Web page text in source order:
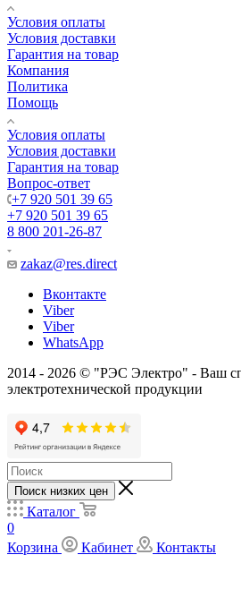
Условия оплаты
Условия доставки
Гарантия на товар
Компания
Политика
Помощь
Условия оплаты
Условия доставки
Гарантия на товар
Вопрос-ответ
+7 920 501 39 65
+7 920 501 39 65
8 800 201-26-87
zakaz@res.direct
Вконтакте
Viber
Viber
WhatsApp
2014 - 2026 © "РЭС Электро" - Ваш
электротехнической продукции
Поиск низких цен
Каталог
0
Корзина
Кабинет Контакты